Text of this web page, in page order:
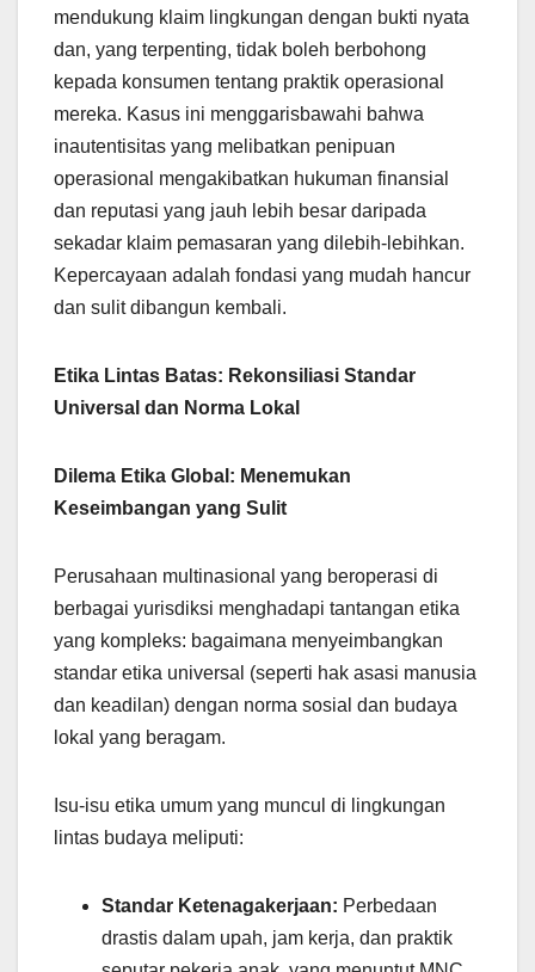
mendukung klaim lingkungan dengan bukti nyata
dan, yang terpenting, tidak boleh berbohong
kepada konsumen tentang praktik operasional
mereka. Kasus ini menggarisbawahi bahwa
inautentisitas yang melibatkan penipuan
operasional mengakibatkan hukuman finansial
dan reputasi yang jauh lebih besar daripada
sekadar klaim pemasaran yang dilebih-lebihkan.
Kepercayaan adalah fondasi yang mudah hancur
dan sulit dibangun kembali.
Etika Lintas Batas: Rekonsiliasi Standar
Universal dan Norma Lokal
Dilema Etika Global: Menemukan
Keseimbangan yang Sulit
Perusahaan multinasional yang beroperasi di
berbagai yurisdiksi menghadapi tantangan etika
yang kompleks: bagaimana menyeimbangkan
standar etika universal (seperti hak asasi manusia
dan keadilan) dengan norma sosial dan budaya
lokal yang beragam.
Isu-isu etika umum yang muncul di lingkungan
lintas budaya meliputi:
Standar Ketenagakerjaan: Perbedaan
drastis dalam upah, jam kerja, dan praktik